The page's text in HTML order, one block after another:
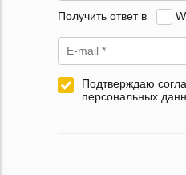
Получить ответ в
Подтверждаю
персональных